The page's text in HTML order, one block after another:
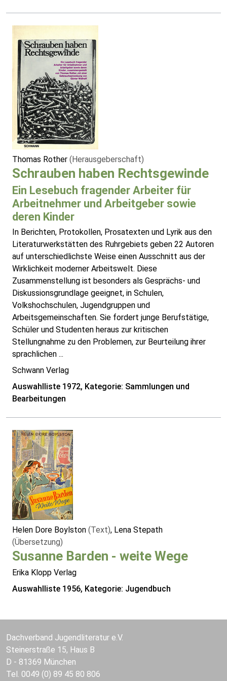
Thomas Rother (Herausgeberschaft)
Schrauben haben Rechtsgewinde
Ein Lesebuch fragender Arbeiter für
Arbeitnehmer und Arbeitgeber sowie
deren Kinder
In Berichten, Protokollen, Prosatexten und Lyrik aus den
Literaturwerkstätten des Ruhrgebiets geben 22 Autoren
auf unterschiedlichste Weise einen Ausschnitt aus der
Wirklichkeit moderner Arbeitswelt. Diese
Zusammenstellung ist besonders als Gesprächs- und
Diskussionsgrundlage geeignet, in Schulen,
Volkshochschulen, Jugendgruppen und
Arbeitsgemeinschaften. Sie fordert junge Berufstätige,
Schüler und Studenten heraus zur kritischen
Stellungnahme zu den Problemen, zur Beurteilung ihrer
sprachlichen ...
Schwann Verlag
Auswahlliste 1972, Kategorie: Sammlungen und
Bearbeitungen
Helen Dore Boylston (Text), Lena Stepath
(Übersetzung)
Susanne Barden - weite Wege
Erika Klopp Verlag
Auswahlliste 1956, Kategorie: Jugendbuch
Dachverband Jugendliteratur e.V.
Steinerstraße 15, Haus B
D - 81369 München
Tel. 0049 (0) 89 45 80 806